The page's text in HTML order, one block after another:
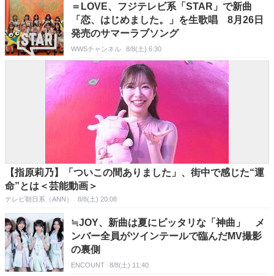
＝LOVE、フジテレビ系「STAR」で新曲
「恋、はじめました。」を生歌唱 8月26日
発売のサマーラブソング
WWSチャンネル 8/8(土) 6:30
【指原莉乃】「ついこの間ありました」、街中で感じた“運
命”とは＜芸能動画＞
テレビ朝日系（ANN） 8/8(土) 20:08
≒JOY、新曲は夏にピッタリな「神曲」 メ
ンバー全員がツインテールで臨んだMV撮影
の裏側
ENCOUNT 8/8(土) 11:40